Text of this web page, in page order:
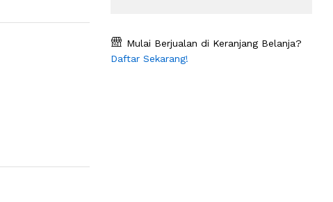
Mulai Berjualan di Keranjang Belanja?
Daftar Sekarang!